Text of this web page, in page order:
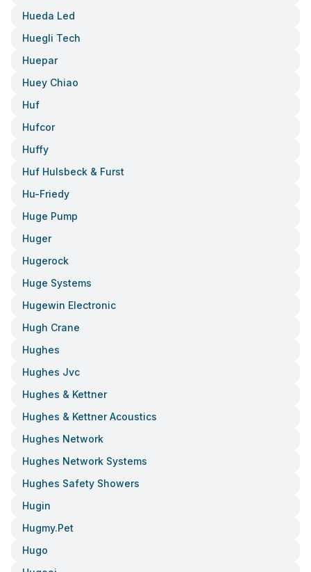
Hueda Led
Huegli Tech
Huepar
Huey Chiao
Huf
Hufcor
Huffy
Huf Hulsbeck & Furst
Hu-Friedy
Huge Pump
Huger
Hugerock
Huge Systems
Hugewin Electronic
Hugh Crane
Hughes
Hughes Jvc
Hughes & Kettner
Hughes & Kettner Acoustics
Hughes Network
Hughes Network Systems
Hughes Safety Showers
Hugin
Hugmy.pet
Hugo